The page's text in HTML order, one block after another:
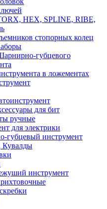
HEX, SPLINE, RIBE,
стопорных колец
губцевого
в ложементах
для бит
ручные
для электрики
губцевый инструмент
Кувалды
инструмент